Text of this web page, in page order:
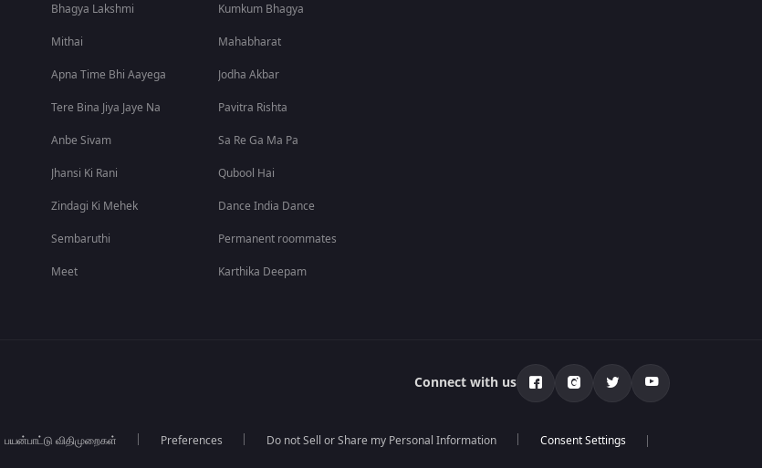
Bhagya Lakshmi
Mithai
Apna Time Bhi Aayega
Tere Bina Jiya Jaye Na
Anbe Sivam
Jhansi Ki Rani
Zindagi Ki Mehek
Sembaruthi
Meet
Kumkum Bhagya
Mahabharat
Jodha Akbar
Pavitra Rishta
Sa Re Ga Ma Pa
Qubool Hai
Dance India Dance
Permanent roommates
Karthika Deepam
Connect with us
பயன்பாட்டு விதிமுறைகள் Preferences Do not Sell or Share my Personal Information